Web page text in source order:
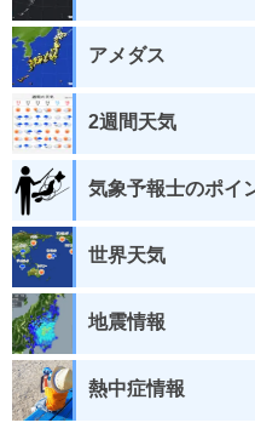
アメダス
2週間天気
気象予報士のポイ
世界天気
地震情報
熱中症情報